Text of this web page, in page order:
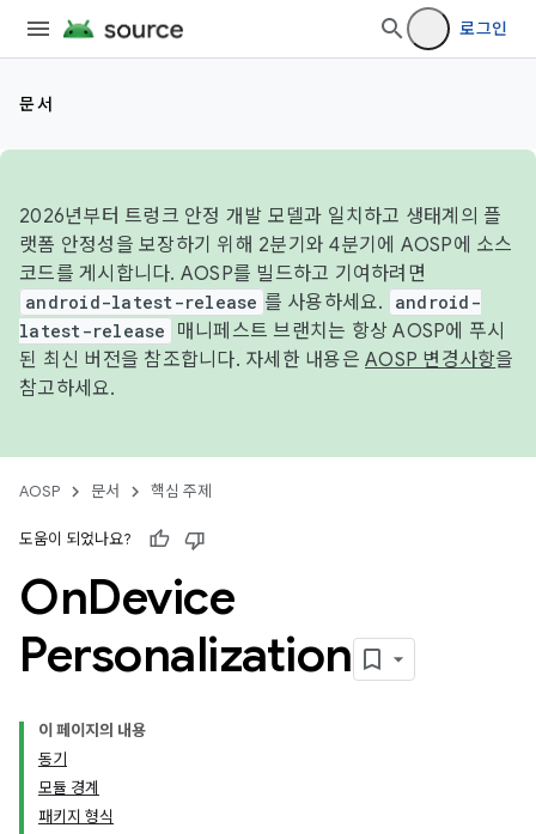
로그인
문서
2026년부터 트렁크 안정 개발 모델과 일치하고 생태계의 플
랫폼 안정성을 보장하기 위해 2분기와 4분기에 AOSP에 소스
코드를 게시합니다. AOSP를 빌드하고 기여하려면
android-latest-release 를 사용하세요.
android-
latest-release
매니페스트 브랜치는 항상 AOSP에 푸시
된 최신 버전을 참조합니다. 자세한 내용은 AOSP 변경사항을
참고하세요.
AOSP 문서 핵심 주제
도움이 되었나요?
OnDevice
Personalization
이 페이지의 내용
동기
모듈 경계
패키지 형식